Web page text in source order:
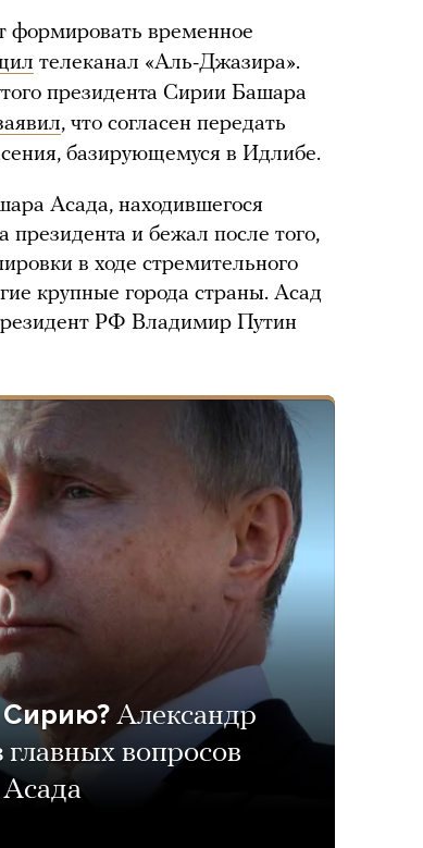
формировать временное
телеканал «Аль-Джазира».
президента Сирии Башара
, что согласен передать
базирующемуся в Идлибе.
Асада, находившегося
президента и бежал после того,
в ходе стремительного
крупные города страны. Асад
РФ Владимир Путин
Сирию? Александр
главных вопросов